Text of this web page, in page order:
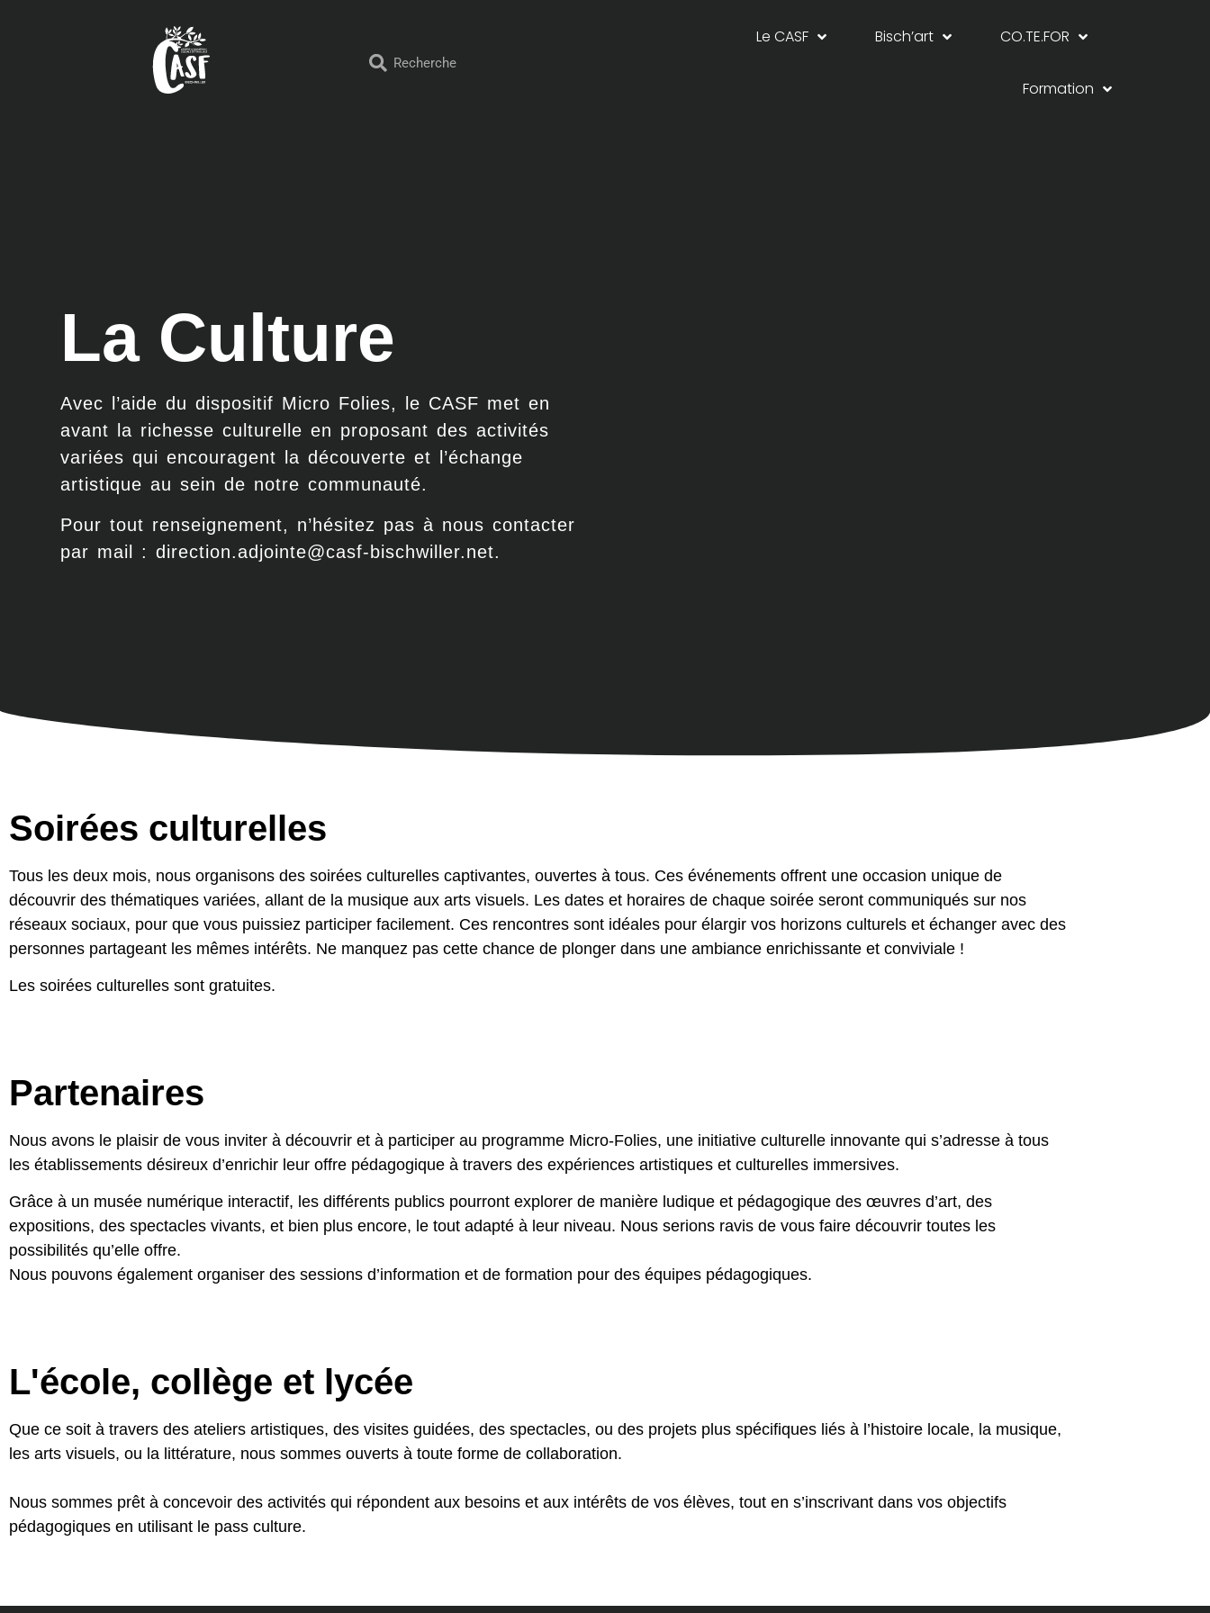
Le CASF Bisch’art CO.TE.FOR
Formation
La Culture
Avec l’aide du dispositif Micro Folies, le CASF met en
avant la richesse culturelle en proposant des activités
variées qui encouragent la découverte et l’échange
artistique au sein de notre communauté.
Pour tout renseignement, n’hésitez pas à nous contacter
par mail : direction.adjointe@casf-bischwiller.net.
Soirées culturelles
Tous les deux mois, nous organisons des soirées culturelles captivantes, ouvertes à tous. Ces événements offrent une occasion unique de
découvrir des thématiques variées, allant de la musique aux arts visuels. Les dates et horaires de chaque soirée seront communiqués sur nos
réseaux sociaux, pour que vous puissiez participer facilement. Ces rencontres sont idéales pour élargir vos horizons culturels et échanger avec des
personnes partageant les mêmes intérêts. Ne manquez pas cette chance de plonger dans une ambiance enrichissante et conviviale !
Les soirées culturelles sont gratuites.
Partenaires
Nous avons le plaisir de vous inviter à découvrir et à participer au programme Micro-Folies, une initiative culturelle innovante qui s’adresse à tous
les établissements désireux d’enrichir leur offre pédagogique à travers des expériences artistiques et culturelles immersives.
Grâce à un musée numérique interactif, les différents publics pourront explorer de manière ludique et pédagogique des œuvres d’art, des
expositions, des spectacles vivants, et bien plus encore, le tout adapté à leur niveau. Nous serions ravis de vous faire découvrir toutes les
possibilités qu’elle offre.
Nous pouvons également organiser des sessions d’information et de formation pour des équipes pédagogiques.
L'école, collège et lycée
Que ce soit à travers des ateliers artistiques, des visites guidées, des spectacles, ou des projets plus spécifiques liés à l’histoire locale, la musique,
les arts visuels, ou la littérature, nous sommes ouverts à toute forme de collaboration.
Nous sommes prêt à concevoir des activités qui répondent aux besoins et aux intérêts de vos élèves, tout en s’inscrivant dans vos objectifs
pédagogiques en utilisant le pass culture.